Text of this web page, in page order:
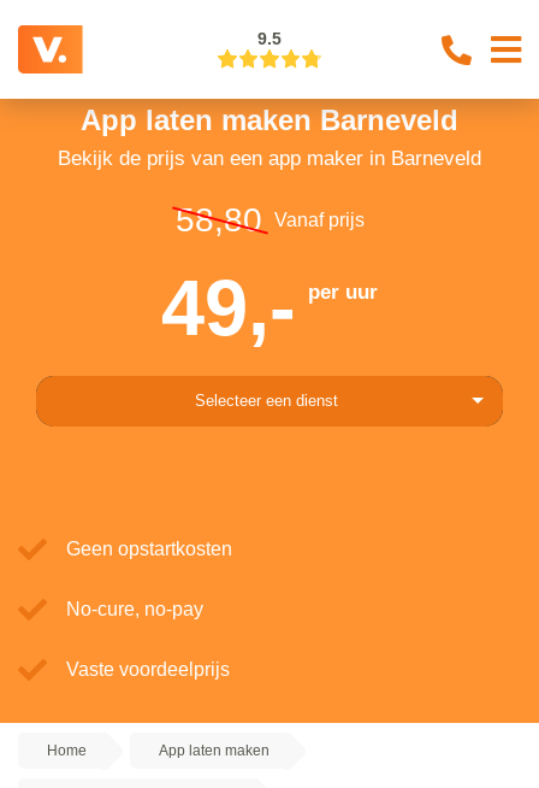
9.5
App laten maken Barneveld
Bekijk de prijs van een app maker in Barneveld
58,80 Vanaf prijs
49,- per uur
Selecteer een dienst
Geen opstartkosten
No-cure, no-pay
Vaste voordeelprijs
Home App laten maken